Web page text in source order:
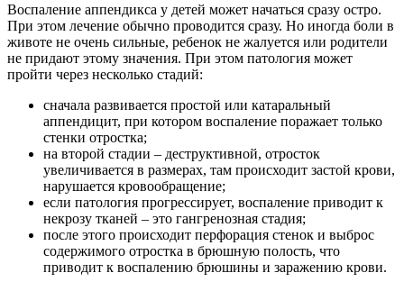
Воспаление аппендикса у детей может начаться сразу остро.
При этом лечение обычно проводится сразу. Но иногда боли в
животе не очень сильные, ребенок не жалуется или родители
не придают этому значения. При этом патология может
пройти через несколько стадий:
сначала развивается простой или катаральный
аппендицит, при котором воспаление поражает только
стенки отростка;
на второй стадии – деструктивной, отросток
увеличивается в размерах, там происходит застой крови,
нарушается кровообращение;
если патология прогрессирует, воспаление приводит к
некрозу тканей – это гангренозная стадия;
после этого происходит перфорация стенок и выброс
содержимого отростка в брюшную полость, что
приводит к воспалению брюшины и заражению крови.